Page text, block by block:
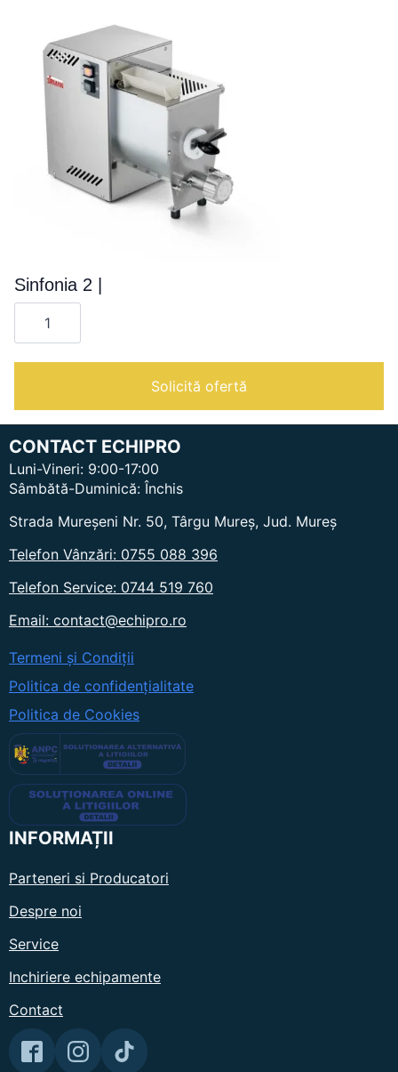
Sinfonia 2 |
Cantitate
Sinfonia
2
Solicită ofertă
CONTACT ECHIPRO
Luni-Vineri: 9:00-17:00
Sâmbătă-Duminică: Închis
Strada Mureșeni Nr. 50, Târgu Mureș, Jud. Mureș
Telefon Vânzări: 0755 088 396
Telefon Service: 0744 519 760
Email: contact@echipro.ro
Termeni și Condiții
Politica de confidențialitate
Politica de Cookies
INFORMAȚII
Parteneri si Producatori
Despre noi
Service
Inchiriere echipamente
Contact